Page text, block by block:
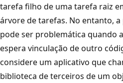
tarefa filho de uma tarefa raiz
árvore de tarefas. No entanto,
pode ser problemática quando
espera vinculação de outro
considere um aplicativo que
biblioteca de terceiros de um